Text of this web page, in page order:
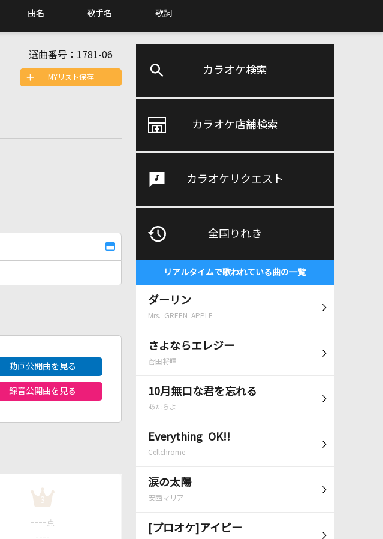
曲名 歌手名 歌詞
カラオケ検索
カラオケ店舗検索
カラオケリクエスト
全国りれき
リアルタイムで歌われている曲の一覧
ダーリン
Mrs. GREEN APPLE
さよならエレジー
菅田将暉
10月無口な君を忘れる
あたらよ
Everything OK!!
Cellchrome
涙の太陽
安西マリア
[プロオケ]アイビー
選曲番号： 1781-06
MYリスト保存
動画公開曲を見る
録音公開曲を見る
3
---- 点
----